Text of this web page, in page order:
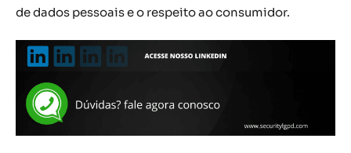
de dados pessoais e o respeito ao consumidor.